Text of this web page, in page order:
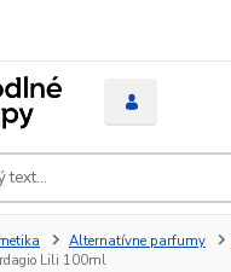
Alternatívne parfumy
Lili 100ml